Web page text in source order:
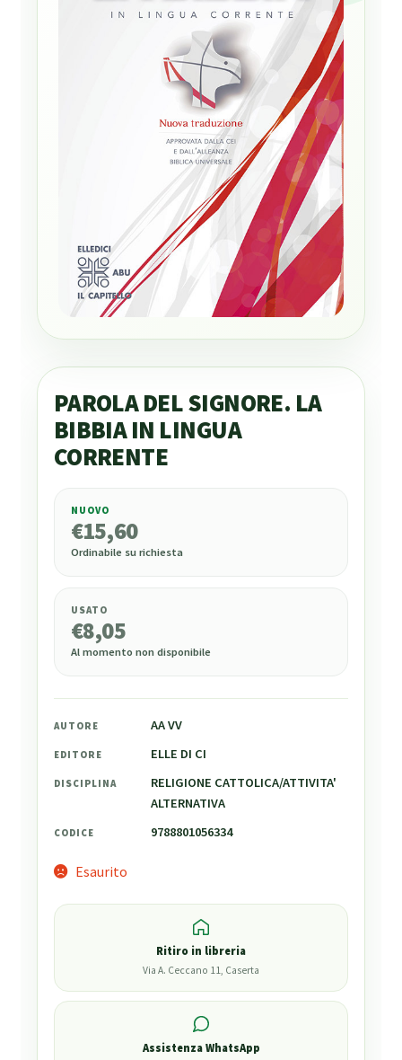
PAROLA DEL SIGNORE. LA
BIBBIA IN LINGUA
CORRENTE
15,60
NUOVO
€15,60
Ordinabile su richiesta
USATO
€8,05
Al momento non disponibile
AUTORE AA VV
EDITORE ELLE DI CI
DISCIPLINA
RELIGIONE CATTOLICA/ATTIVITA'
ALTERNATIVA
CODICE 9788801056334
Esaurito
Ritiro in libreria
Via A. Ceccano 11, Caserta
Assistenza WhatsApp